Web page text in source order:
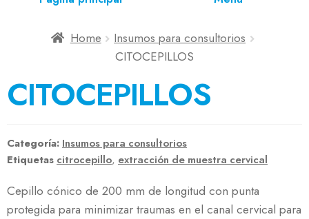
Home
Insumos para consultorios
CITOCEPILLOS
CITOCEPILLOS
Categoría: Insumos para consultorios
Etiquetas citrocepillo, extracción de muestra cervical
Cepillo cónico de 200 mm de longitud con punta
protegida para minimizar traumas en el canal cervical para